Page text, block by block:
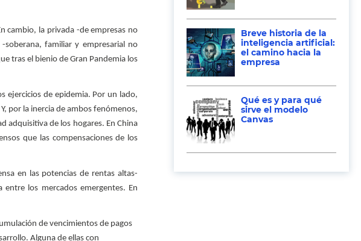
cambio, la privada -de empresas no
familiar y empresarial no
tras el bienio de Gran Pandemia los
ejercicios de epidemia. Por un lado,
por la inercia de ambos fenómenos,
adquisitiva de los hogares. En China
que las compensaciones de los
en las potencias de rentas altas-
los mercados emergentes. En
de vencimientos de pagos
Alguna de ellas con
Breve historia de la
inteligencia artificial:
el camino hacia la
empresa
Qué es y para qué
sirve el modelo
Canvas